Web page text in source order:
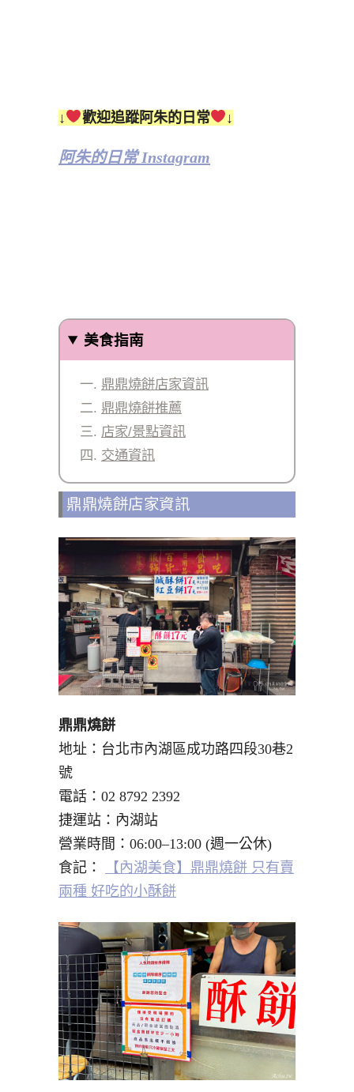
↓ 歡迎追蹤阿朱的日常 ↓
阿朱的日常 Instagram
美食指南
鼎鼎燒餅店家資訊
鼎鼎燒餅推薦
店家/景點資訊
交通資訊
鼎鼎燒餅店家資訊
鼎鼎燒餅
地址：台北市內湖區成功路四段30巷2
號
電話：02 8792 2392
捷運站：內湖站
營業時間：06:00–13:00 (週一公休)
食記：
【內湖美食】鼎鼎燒餅 只有賣
兩種 好吃的小酥餅